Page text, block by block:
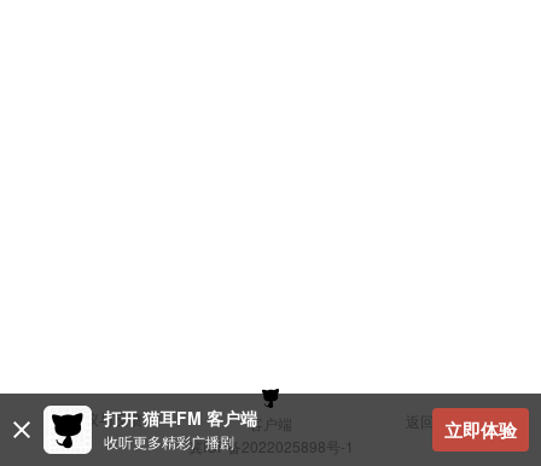
建议与反馈 客户端
返回顶部
冀ICP备2022025898号-1
打开 猫耳FM 客户端
收听更多精彩广播剧 立即体验